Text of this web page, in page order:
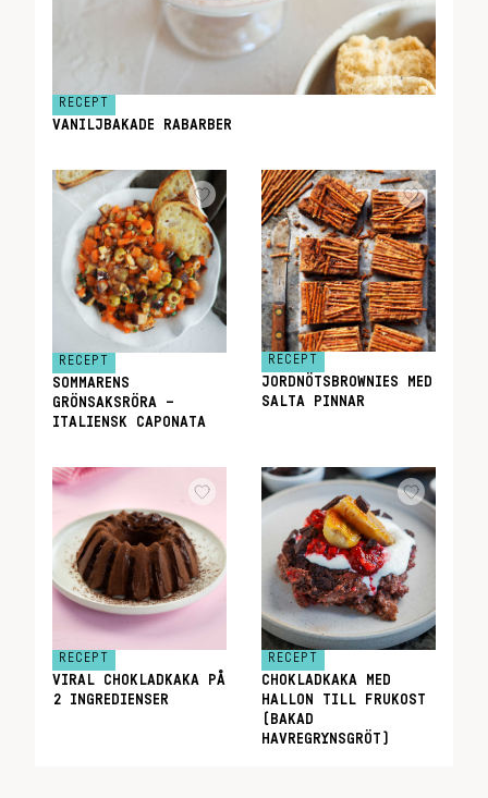
RECEPT
VANILJBAKADE RABARBER
RECEPT
SOMMARENS
GRÖNSAKSRÖRA –
ITALIENSK CAPONATA
RECEPT
JORDNÖTSBROWNIES MED
SALTA PINNAR
RECEPT
VIRAL CHOKLADKAKA PÅ
2 INGREDIENSER
RECEPT
CHOKLADKAKA MED
HALLON TILL FRUKOST
(BAKAD
HAVREGRYNSGRÖT)